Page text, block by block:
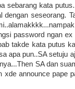
sebarang kata
seseorang.
password ngan
takde kata putus
apa pun..SA setuju
SA dan
announce pape